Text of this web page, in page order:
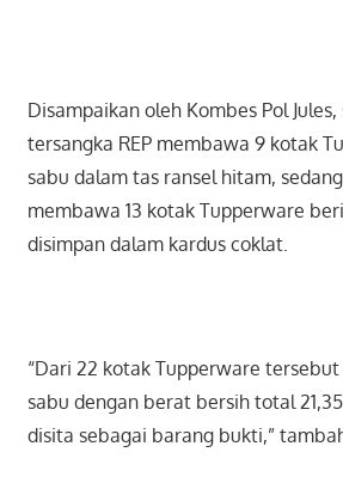
Disampaikan oleh Kombes Pol
tersangka REP membawa 9 kotak
sabu dalam tas ransel hitam,
membawa 13 kotak Tupperware
disimpan dalam kardus coklat.
“Dari 22 kotak Tupperware
sabu dengan berat bersih total
disita sebagai barang bukti,”